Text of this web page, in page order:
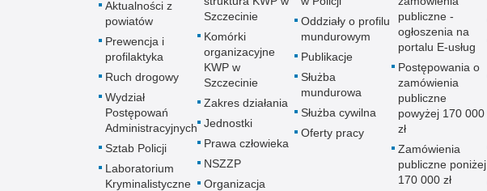
Aktualności z
powiatów
Prewencja i
profilaktyka
Ruch drogowy
Wydział
Postępowań
Administracyjnych
Sztab Policji
Laboratorium
Kryminalistyczne
Szczecinie
Komórki
organizacyjne
KWP w
Szczecinie
Zakres działania
Jednostki
Prawa człowieka
NSZZP
Organizacja
Oddziały o profilu
mundurowym
Publikacje
Służba
mundurowa
Służba cywilna
Oferty pracy
publiczne -
ogłoszenia na
portalu E-usług
Postępowania o
zamówienia
publiczne
powyżej 170 000
zł
Zamówienia
publiczne poniżej
170 000 zł